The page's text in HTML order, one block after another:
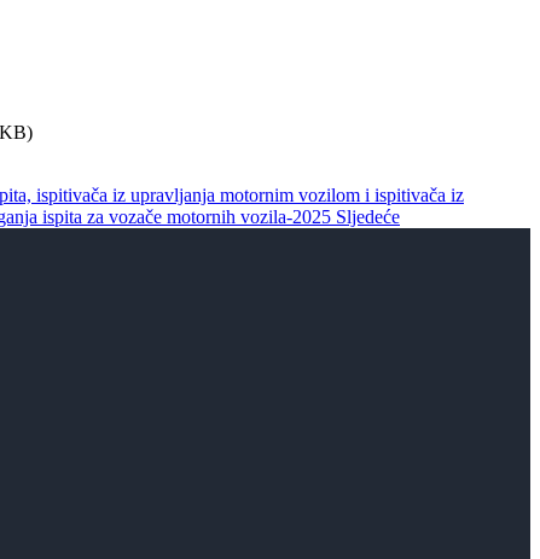
ispitivača iz upravljanja motornim vozilom i ispitivača iz
ispita za vozače motornih vozila-2025 Sljedeće